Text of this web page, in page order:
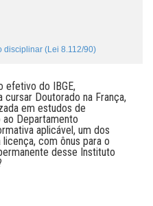
disciplinar (Lei 8.112/90)
efetivo do IBGE,
Doutorado na França,
em estudos de
Departamento
aplicável, um dos
com ônus para o
desse Instituto